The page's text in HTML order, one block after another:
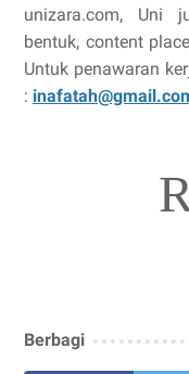
unizara.com, Uni
bentuk, content
Untuk penawaran
:
Berbagi